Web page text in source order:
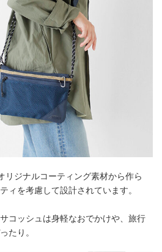
リジナルコーティング素材から作ら
ィを考慮して設計されています。
コッシュは身軽なおでかけや、旅行
たり。